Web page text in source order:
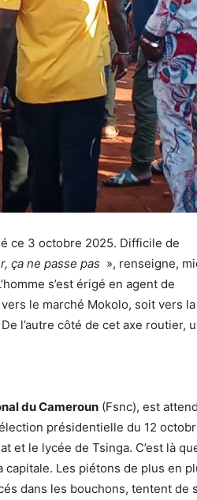
ce 3 octobre 2025. Difficile de
ça ne passe pas », renseigne,
s’est érigé en agent de
le marché Mokolo, soit vers la
l’autre côté de cet axe routier,
du Cameroun (Fsnc), est
présidentielle du 12
et le lycée de Tsinga. C’est là
capitale. Les piétons de plus en
dans les bouchons, tentent de